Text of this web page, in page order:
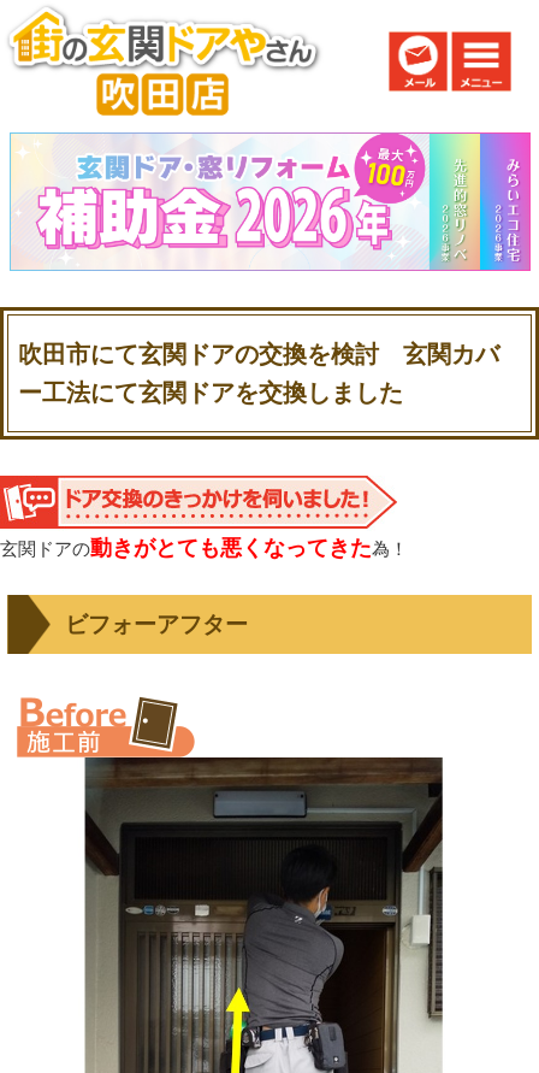
吹田市にて玄関ドアの交換を検討 玄関カバ
ー工法にて玄関ドアを交換しました
玄関ドアの動きがとても悪くなってきた為！
ビフォーアフター